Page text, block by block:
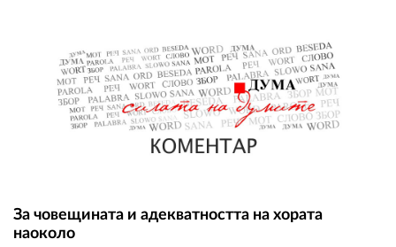
За човещината и адекватността на хората
наоколо